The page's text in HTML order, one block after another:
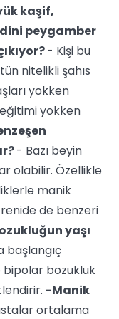
kaşif,
peygamber
- Kişi bu
nitelikli şahıs
yokken
yokken
- Bazı beyin
olabilir. Özellikle
manik
de benzeri
yaşı
başlangıç
bipolar bozukluk
-Manik
ortalama